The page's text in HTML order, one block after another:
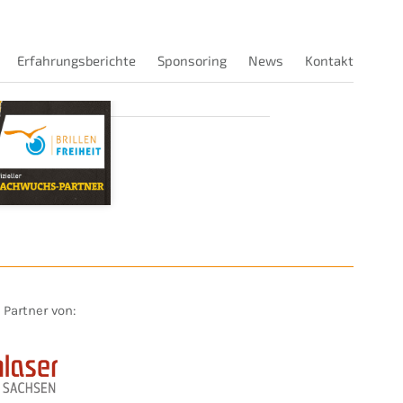
Erfahrungsberichte Sponsoring News Kontakt
von: